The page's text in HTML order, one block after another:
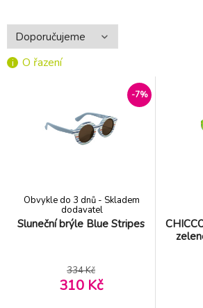
O řazení
-7%
Sluneční brýle Blue Stripes
Obvykle do 3 dnů - Skladem
dodavatel
334 Kč
310 Kč